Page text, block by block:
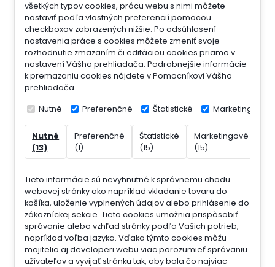
všetkých typov cookies, prácu webu s nimi môžete
nastaviť podľa vlastných preferencií pomocou
checkboxov zobrazených nižšie. Po odsúhlasení
nastavenia práce s cookies môžete zmeniť svoje
rozhodnutie zmazaním či editáciou cookies priamo v
nastavení Vášho prehliadača. Podrobnejšie informácie
k premazaniu cookies nájdete v Pomocníkovi Vášho
prehliadača.
Nutné Preferenčné Štatistické Marketingové
Nutné
(13)
Preferenčné
(1)
Štatistické
(15)
Marketingové
(15)
Tieto informácie sú nevyhnutné k správnemu chodu
webovej stránky ako napríklad vkladanie tovaru do
košíka, uloženie vyplnených údajov alebo prihlásenie do
zákazníckej sekcie. Tieto cookies umožnia prispôsobiť
správanie alebo vzhľad stránky podľa Vašich potrieb,
napríklad voľba jazyka. Vďaka týmto cookies môžu
majitelia aj developeri webu viac porozumieť správaniu
užívateľov a vyvijať stránku tak, aby bola čo najviac